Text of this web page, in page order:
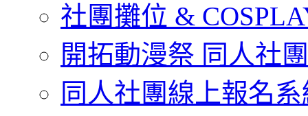
社團攤位 &
開拓動漫祭 同人社
同人社團線上報名